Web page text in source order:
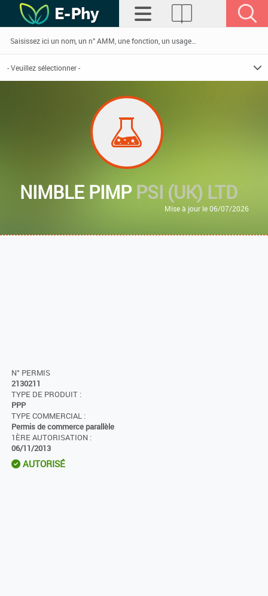
NIMBLE PIMPPSI (UK) LTD
Mise à jour le 06/07/2026
N° PERMIS
2130211
TYPE DE PRODUIT :
PPP
TYPE COMMERCIAL :
Permis de commerce parallèle
1ÈRE AUTORISATION :
06/11/2013
AUTORISÉ